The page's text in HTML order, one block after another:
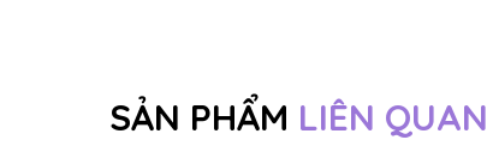
biến khi cần thiết, giúp kéo dài tuổi thọ máy.
SẢN PHẨM LIÊN QUAN